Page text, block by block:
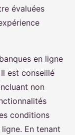
évaluées
en ligne
est conseillé
non
conditions
En tenant